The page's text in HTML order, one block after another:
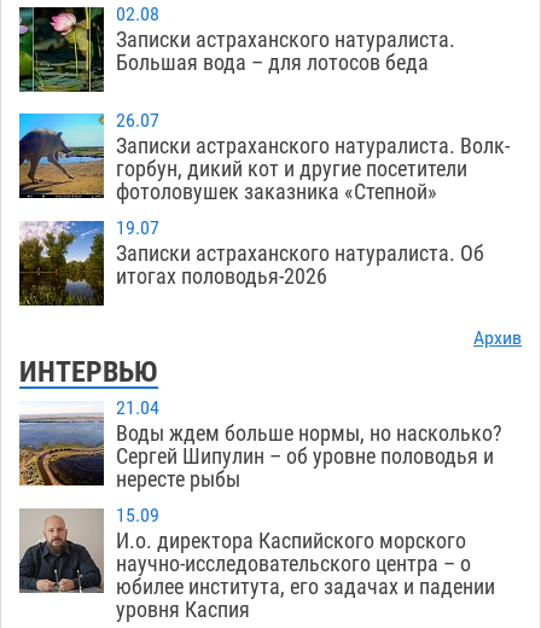
02.08
Записки астраханского натуралиста.
Большая вода – для лотосов беда
26.07
Записки астраханского натуралиста. Волк-
горбун, дикий кот и другие посетители
фотоловушек заказника «Степной»
19.07
Записки астраханского натуралиста. Об
итогах половодья-2026
Архив
ИНТЕРВЬЮ
21.04
Воды ждем больше нормы, но насколько?
Сергей Шипулин – об уровне половодья и
нересте рыбы
15.09
И.о. директора Каспийского морского
научно-исследовательского центра – о
юбилее института, его задачах и падении
уровня Каспия